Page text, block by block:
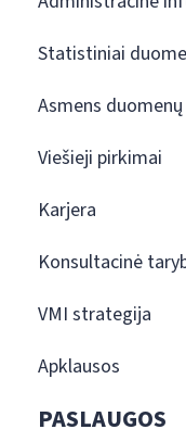
Statistiniai
Asmens
Viešieji pirkimai
Karjera
Konsultacinė
VMI strategija
Apklausos
PASLAUGOS